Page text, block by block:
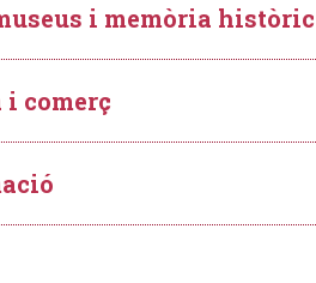
i memòria
i comerç